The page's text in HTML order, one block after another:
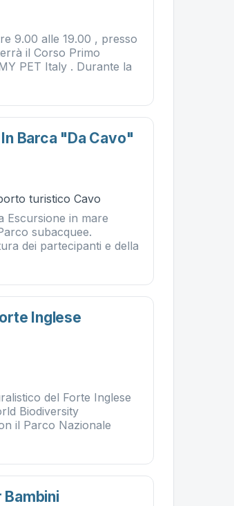
9.00 alle 19.00 , presso
il Corso Primo
PET Italy . Durante la
Barca "da Cavo"
turistico Cavo
Escursione in mare
subacquee.
dei partecipanti e della
Inglese
del Forte Inglese
Biodiversity
il Parco Nazionale
Bambini